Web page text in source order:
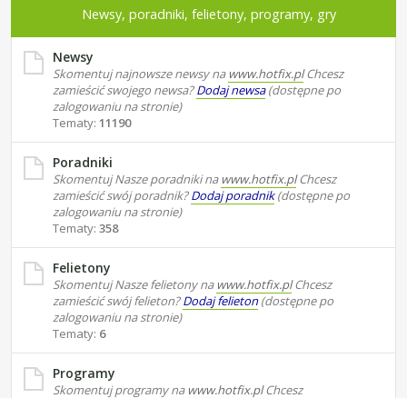
Newsy, poradniki, felietony, programy, gry
Newsy
Skomentuj najnowsze newsy na www.hotfix.plChcesz
zamieścić swojego newsa?Dodaj newsa(dostępne po
zalogowaniu na stronie)
Tematy: 11190
Poradniki
Skomentuj Nasze poradniki na www.hotfix.plChcesz
zamieścić swój poradnik?Dodaj poradnik(dostępne po
zalogowaniu na stronie)
Tematy: 358
Felietony
Skomentuj Nasze felietony na www.hotfix.plChcesz
zamieścić swój felieton?Dodaj felieton(dostępne po
zalogowaniu na stronie)
Tematy: 6
Programy
Skomentuj programy na www.hotfix.plChcesz